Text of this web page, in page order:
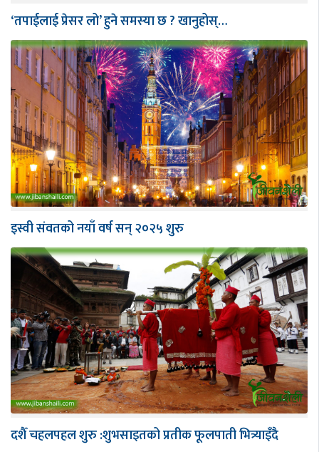
‘तपाईलाई प्रेसर लो’ हुने समस्या छ ? खानुहोस्…
इस्वी संवतको नयाँ वर्ष सन् २०२५ शुरु
दशैँ चहलपहल शुरु :शुभसाइतको प्रतीक फूलपाती भित्र्याइँदै